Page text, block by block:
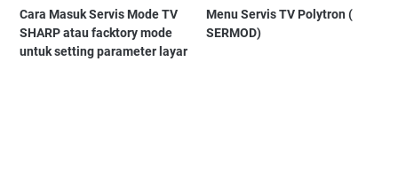
Cara Masuk Servis Mode TV
SHARP atau facktory mode
untuk setting parameter layar
Menu Servis TV Polytron (
SERMOD)